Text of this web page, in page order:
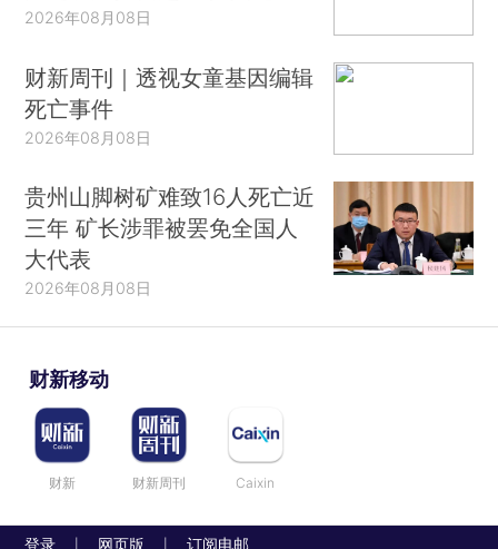
2026年08月08日
财新周刊｜透视女童基因编辑
死亡事件
2026年08月08日
贵州山脚树矿难致16人死亡近
三年 矿长涉罪被罢免全国人
大代表
2026年08月08日
财新移动
财新 财新周刊 Caixin
登录 网页版 订阅电邮